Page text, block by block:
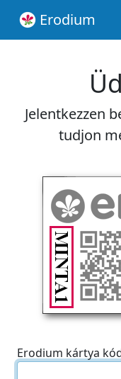
Erodium
Jelentkezzen
tudjon
Erodium kártya